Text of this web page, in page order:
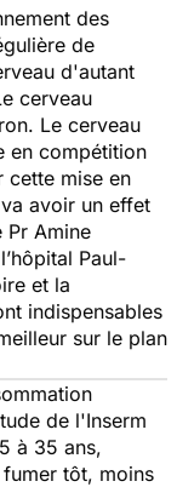
des
de
d'autant
cerveau
Le cerveau
en compétition
cette mise en
avoir un effet
Pr Amine
Paul-
et la
indispensables
sur le plan
de l'Inserm
à 35 ans,
tôt, moins